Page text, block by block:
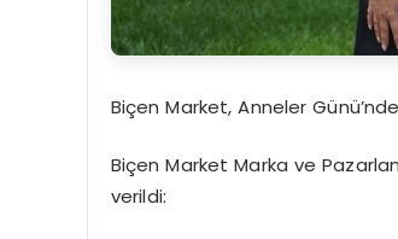
Biçen Market, Anneler
Biçen MarketMarka ve
verildi: